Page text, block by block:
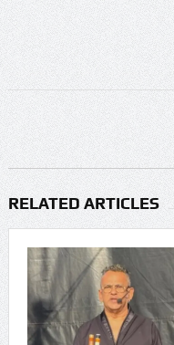
RELATED ARTICLES